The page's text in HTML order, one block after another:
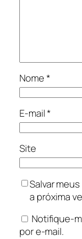
Nome*
E-mail*
Site
Salvar
a próxima
Notifique-
por e-mail.